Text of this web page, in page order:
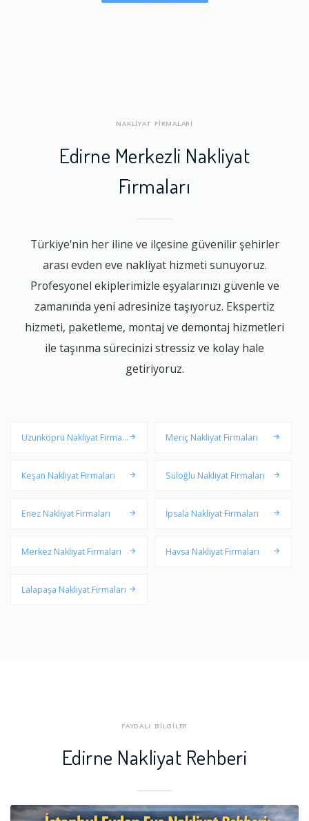
NAKLİYAT FİRMALARI
Edirne Merkezli Nakliyat
Firmaları
Türkiye'nin her iline ve ilçesine güvenilir şehirler
arası evden eve nakliyat hizmeti sunuyoruz.
Profesyonel ekiplerimizle eşyalarınızı güvenle ve
zamanında yeni adresinize taşıyoruz. Ekspertiz
hizmeti, paketleme, montaj ve demontaj hizmetleri
ile taşınma sürecinizi stressiz ve kolay hale
getiriyoruz.
Uzunköprü Nakliyat Firmal
Meriç Nakliyat Firmaları
Keşan Nakliyat Firmaları Süloğlu Nakliyat Firmaları
Enez Nakliyat Firmaları İpsala Nakliyat Firmaları
Merkez Nakliyat Firmaları Havsa Nakliyat Firmaları
Lalapaşa Nakliyat Firmaları
FAYDALI BİLGİLER
Edirne Nakliyat Rehberi